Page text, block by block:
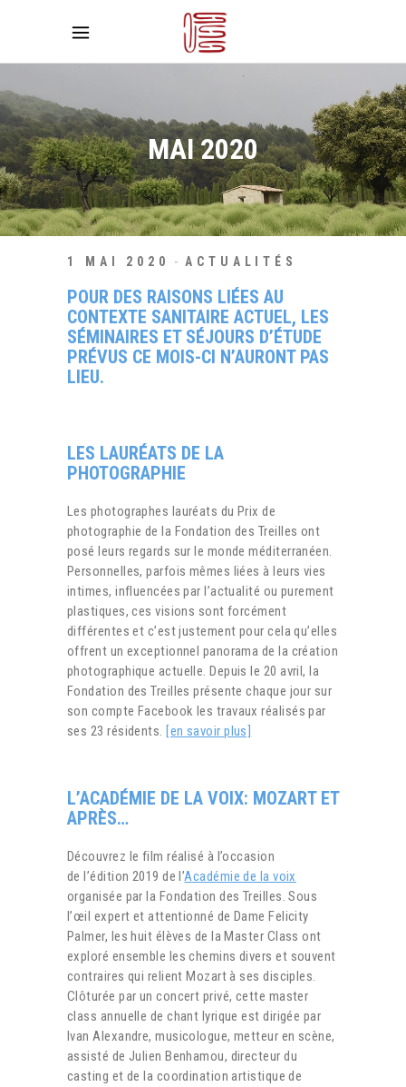
MAI 2020
1 MAI 2020 ACTUALITÉS
POUR DES RAISONS LIÉES AU
CONTEXTE SANITAIRE ACTUEL, LES
SÉMINAIRES ET SÉJOURS D’ÉTUDE
PRÉVUS CE MOIS-CI N’AURONT PAS
LIEU.
LES LAURÉATS DE LA
PHOTOGRAPHIE
Les photographes lauréats du Prix de
photographie de la Fondation des Treilles ont
posé leurs regards sur le monde méditerranéen.
Personnelles, parfois mêmes liées à leurs vies
intimes, influencées par l’actualité ou purement
plastiques, ces visions sont forcément
différentes et c’est justement pour cela qu’elles
offrent un exceptionnel panorama de la création
photographique actuelle. Depuis le 20 avril, la
Fondation des Treilles présente chaque jour sur
son compte Facebook les travaux réalisés par
ses 23 résidents. [en savoir plus]
L’ACADÉMIE DE LA VOIX: MOZART ET
APRÈS…
Découvrez le film réalisé à l’occasion
de l’édition 2019 de l’Académie de la voix
organisée par la Fondation des Treilles. Sous
l’œil expert et attentionné de Dame Felicity
Palmer, les huit élèves de la Master Class ont
exploré ensemble les chemins divers et souvent
contraires qui relient Mozart à ses disciples.
Clôturée par un concert privé, cette master
class annuelle de chant lyrique est dirigée par
Ivan Alexandre, musicologue, metteur en scène,
assisté de Julien Benhamou, directeur du
casting et de la coordination artistique de